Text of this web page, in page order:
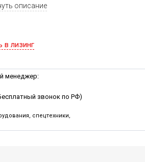
→ просеивание → сепарация воздуха
грохот.
описание
в лизинг
менеджер:
звонок по РФ)
спецтехники,